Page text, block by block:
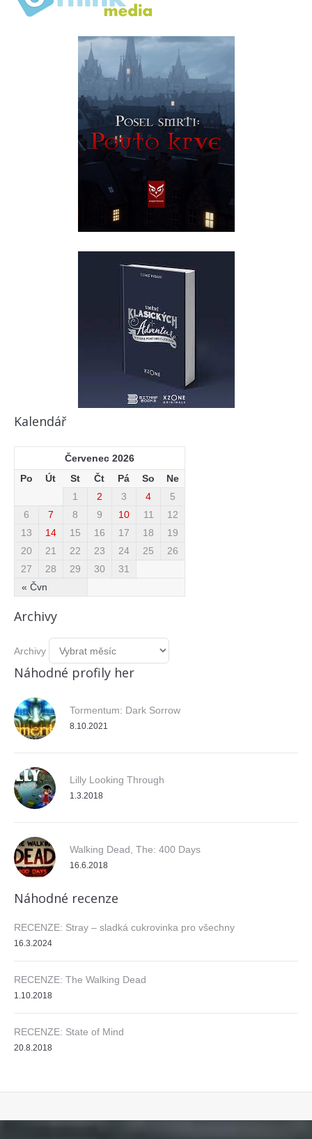
Kalendář
Červenec 2026
Po
Út St Čt Pá So Ne
« Čvn
1 2 3 4
5
6
7 8 9 10 11
12
13
14 15 16 17 18
19
20
21 22 23 24 25
26
27
28 29 30 31
Archivy
Archivy
Náhodné profily her
Tormentum: Dark Sorrow
8.10.2021
Lilly Looking Through
1.3.2018
Walking Dead, The: 400 Days
16.6.2018
Náhodné recenze
RECENZE: Stray – sladká cukrovinka pro všechny
16.3.2024
RECENZE: The Walking Dead
1.10.2018
RECENZE: State of Mind
20.8.2018